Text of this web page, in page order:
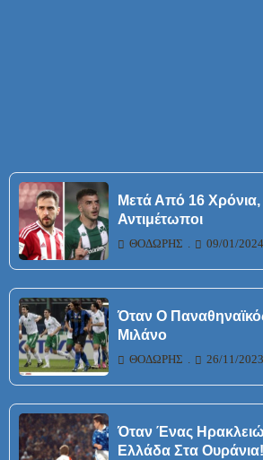
Μετά Από 16
Αντιμέτωποι
ΘΟΔΩΡΉΣ 09/01/
Όταν Ο
Μιλάνο
ΘΟΔΩΡΉΣ 26/11/
Όταν Ένας
Ελλάδα Στα Ουράνια!